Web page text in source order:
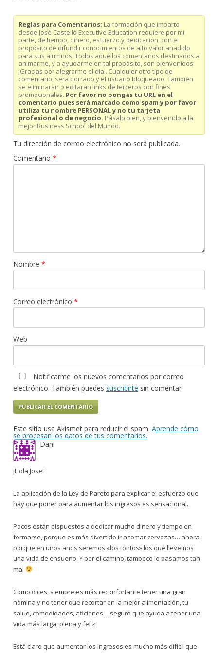
Reglas para Comentarios: La formación que imparto
desde José Castelló Executive Education requiere por mi
parte, de tiempo, dinero, esfuerzo y dedicación, con el
propósito de difundir conocimientos de alto valor añadido
para sus alumnos. Todos aquellos comentarios destinados a
animarme, y a ayudarme en tal propósito, son bienvenidos:
¡Gracias por alegrarme el día!. Cualquier otro tipo de
comentario, será borrado y el usuario bloqueado. También
se eliminaran o editaran links de terceros con fines
promocionales. Por favor no pongas tu URL en el
comentario pues será marcado como spam y por favor
utiliza tu nombre PERSONAL y no tu tarjeta
profesional o de negocio. Pásalo bien, y bienvenido a la
mejor Business School del Mundo.
Tu dirección de correo electrónico no será publicada.
Comentario *
Nombre *
Correo electrónico *
Web
Notificarme los nuevos comentarios por correo
electrónico. También puedes suscribirte sin comentar.
Este sitio usa Akismet para reducir el spam. Aprende cómo
se procesan los datos de tus comentarios.
Dani
¡Hola Jose!
La aplicación de la Ley de Pareto para explicar el esfuerzo que
hay que poner para aumentar los ingresos es sensacional.
Pocos están dispuestos a dedicar mucho dinero y tiempo en
formarse, porque es más divertido ir a tomar cervezas… ahora,
porque en unos años seremos «los tontos» los que llevemos
una vida de ensueño. Y por el camino, tampoco lo pasamos tan
mal
Como dices, siempre es más reconfortante tener una gran
nómina y no tener que recortar en la mejor alimentación, tu
salud, comodidades, aficiones… seguro que ayuda a tener una
vida más larga, plena y feliz.
Está claro que aumentar los ingresos es mucho más difícil que